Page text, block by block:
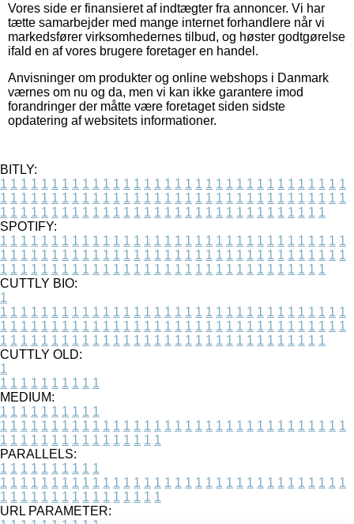
Vores side er finansieret af indtægter fra annoncer. Vi har
tætte samarbejder med mange internet forhandlere når vi
markedsfører virksomhedernes tilbud, og høster godtgørelse
ifald en af vores brugere foretager en handel.
Anvisninger om produkter og online webshops i Danmark
værnes om nu og da, men vi kan ikke garantere imod
forandringer der måtte være foretaget siden sidste
opdatering af websitets informationer.
BITLY:
1 1 1 1 1 1 1 1 1 1 1 1 1 1 1 1 1 1 1 1 1 1 1 1 1 1 1 1 1 1 1 1 1 1
1 1 1 1 1 1 1 1 1 1 1 1 1 1 1 1 1 1 1 1 1 1 1 1 1 1 1 1 1 1 1 1 1 1
1 1 1 1 1 1 1 1 1 1 1 1 1 1 1 1 1 1 1 1 1 1 1 1 1 1 1 1 1 1 1 1
SPOTIFY:
1 1 1 1 1 1 1 1 1 1 1 1 1 1 1 1 1 1 1 1 1 1 1 1 1 1 1 1 1 1 1 1 1 1
1 1 1 1 1 1 1 1 1 1 1 1 1 1 1 1 1 1 1 1 1 1 1 1 1 1 1 1 1 1 1 1 1 1
1 1 1 1 1 1 1 1 1 1 1 1 1 1 1 1 1 1 1 1 1 1 1 1 1 1 1 1 1 1 1 1
CUTTLY BIO:
1
1 1 1 1 1 1 1 1 1 1 1 1 1 1 1 1 1 1 1 1 1 1 1 1 1 1 1 1 1 1 1 1 1 1
1 1 1 1 1 1 1 1 1 1 1 1 1 1 1 1 1 1 1 1 1 1 1 1 1 1 1 1 1 1 1 1 1 1
1 1 1 1 1 1 1 1 1 1 1 1 1 1 1 1 1 1 1 1 1 1 1 1 1 1 1 1 1 1 1 1
CUTTLY OLD:
1
1 1 1 1 1 1 1 1 1 1
MEDIUM:
1 1 1 1 1 1 1 1 1 1
1 1 1 1 1 1 1 1 1 1 1 1 1 1 1 1 1 1 1 1 1 1 1 1 1 1 1 1 1 1 1 1 1 1
1 1 1 1 1 1 1 1 1 1 1 1 1 1 1 1
PARALLELS:
1 1 1 1 1 1 1 1 1 1
1 1 1 1 1 1 1 1 1 1 1 1 1 1 1 1 1 1 1 1 1 1 1 1 1 1 1 1 1 1 1 1 1 1
1 1 1 1 1 1 1 1 1 1 1 1 1 1 1 1
URL PARAMETER: